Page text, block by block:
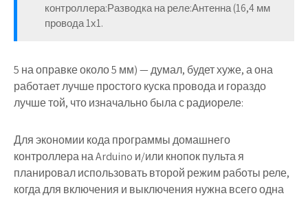
контроллера:Разводка на реле:Антенна (16,4 мм
провода 1х1.
5 на оправке около 5 мм) — думал, будет хуже, а она
работает лучше простого куска провода и гораздо
лучше той, что изначально была с радиореле:
Для экономии кода программы домашнего
контроллера на Arduino и/или кнопок пульта я
планировал использовать второй режим работы реле,
когда для включения и выключения нужна всего одна